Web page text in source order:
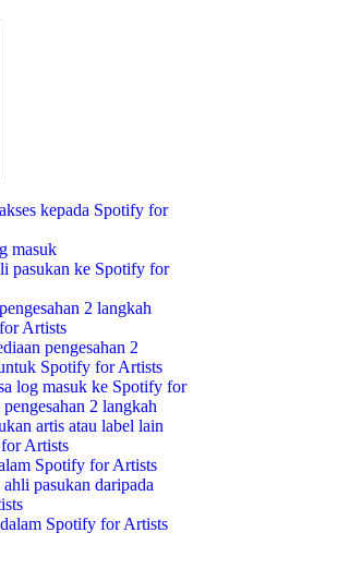
kepada Spotify for
masuk
pasukan ke Spotify for
2 langkah
Artists
pengesahan 2
Spotify for Artists
log masuk ke Spotify for
2 langkah
artis atau label lain
Artists
Spotify for Artists
pasukan daripada
Spotify for Artists